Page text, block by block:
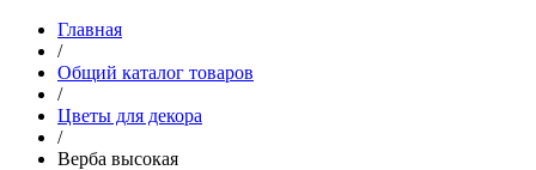
Главная
/
Общий каталог товаров
/
Цветы для декора
/
Верба высокая